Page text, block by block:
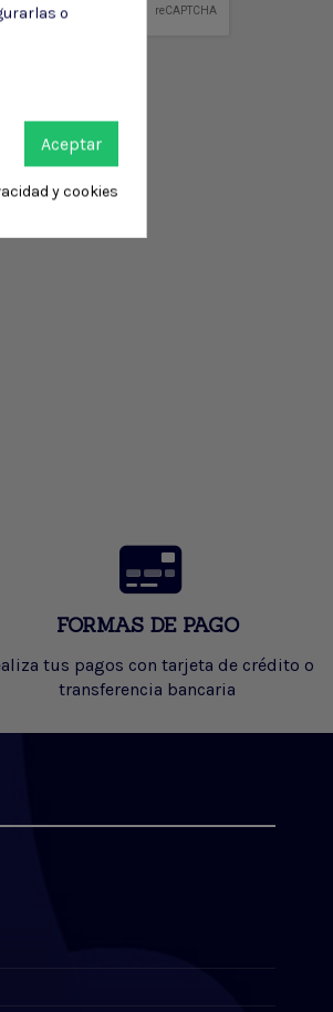
FORMAS DE PAGO
tus pagos con tarjeta de crédito o
transferencia bancaria
o
Aceptar
y cookies